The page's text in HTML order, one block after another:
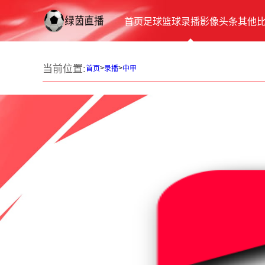
首页足球篮球录播影像头条其他
当前位置:首页>录播>中甲